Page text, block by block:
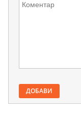
ДОБАВИ